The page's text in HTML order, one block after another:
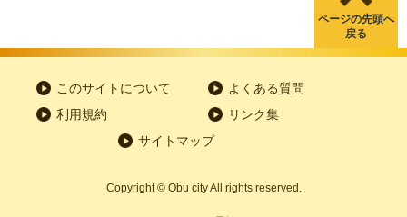
ページの先頭へ
戻る
このサイトについて
よくある質問
利用規約
リンク集
サイトマップ
Copyright© Obu city All rights reserved.